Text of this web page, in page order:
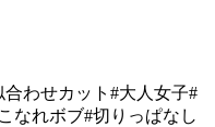
わせカット#大人女子#
なれボブ#切りっぱなし